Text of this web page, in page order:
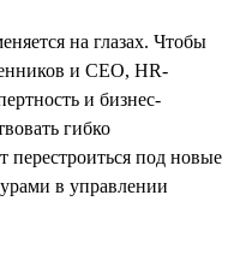
на глазах. Чтобы
и СЕО, HR-
и бизнес-
гибко
перестроиться под новые
в управлении